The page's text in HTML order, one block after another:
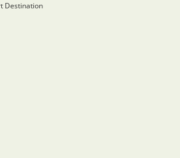
Destination